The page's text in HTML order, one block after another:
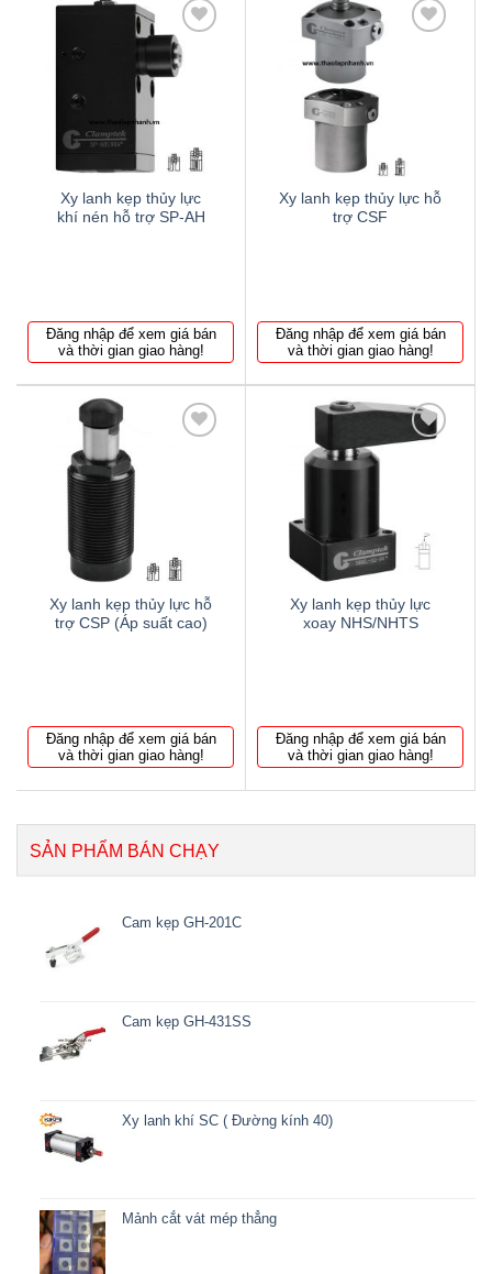
Thêm
Xy lanh kẹp thủy lực
khí nén hỗ trợ SP-AH
Đăng nhập để xem giá bán
và thời gian giao hàng!
Xy lanh kẹp thủy lực hỗ
trợ CSF
Đăng nhập để xem giá bán
và thời gian giao hàng!
Xy lanh kẹp thủy lực hỗ
trợ CSP (Áp suất cao)
Đăng nhập để xem giá bán
và thời gian giao hàng!
Xy lanh kẹp thủy lực
xoay NHS/NHTS
Đăng nhập để xem giá bán
và thời gian giao hàng!
SẢN PHẨM BÁN CHẠY
Cam kẹp GH-201C
Cam kẹp GH-431SS
Xy lanh khí SC ( Đường kính 40)
Mảnh cắt vát mép thẳng